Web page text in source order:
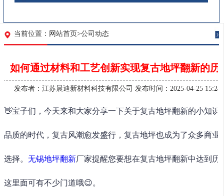
当前位置： 网站首页>公司动态
如何通过材料和工艺创新实现复古地坪翻新的历
发布者：江苏晨迪新材料科技有限公司 发布时间：2025-04-25
👋宝子们，今天来和大家分享一下关于复古地坪翻新的小知识
品质的时代，复古风潮愈发盛行，复古地坪也成为了众多商业
选择。 无锡地坪翻新厂家提醒您要想在复古地坪翻新中达到历
这里面可有不少门道哦😉。